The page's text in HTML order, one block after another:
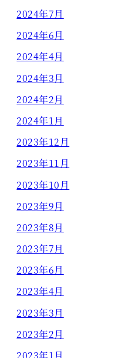
2024年7月
2024年6月
2024年4月
2024年3月
2024年2月
2024年1月
2023年12月
2023年11月
2023年10月
2023年9月
2023年8月
2023年7月
2023年6月
2023年4月
2023年3月
2023年2月
2023年1月